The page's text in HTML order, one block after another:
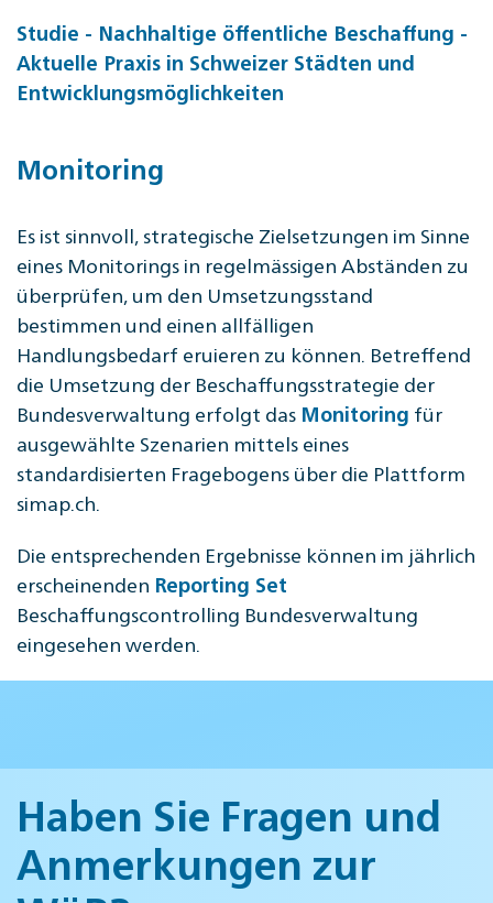
Studie - Nachhaltige öffentliche Beschaffung -
Aktuelle Praxis in Schweizer Städten und
Entwicklungsmöglichkeiten
Monitoring
Es ist sinnvoll, strategische Zielsetzungen im Sinne
eines Monitorings in regelmässigen Abständen zu
überprüfen, um den Umsetzungsstand
bestimmen und einen allfälligen
Handlungsbedarf eruieren zu können. Betreffend
die Umsetzung der Beschaffungsstrategie der
Bundesverwaltung erfolgt das Monitoring für
ausgewählte Szenarien mittels eines
standardisierten Fragebogens über die Plattform
simap.ch.
Die entsprechenden Ergebnisse können im jährlich
erscheinenden Reporting Set
Beschaffungscontrolling Bundesverwaltung
eingesehen werden.
Haben Sie Fragen und
Anmerkungen zur